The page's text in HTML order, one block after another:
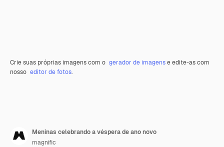
Crie suas próprias imagens com o gerador de imagense edite-as com
nosso editor de fotos.
Meninas celebrando a véspera de ano novo
magnific